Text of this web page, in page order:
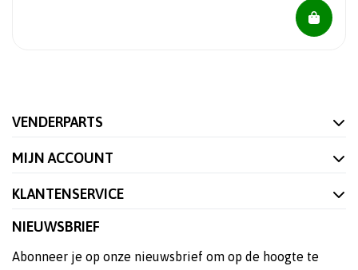
VENDERPARTS
MIJN ACCOUNT
KLANTENSERVICE
NIEUWSBRIEF
Abonneer je op onze nieuwsbrief om op de hoogte te